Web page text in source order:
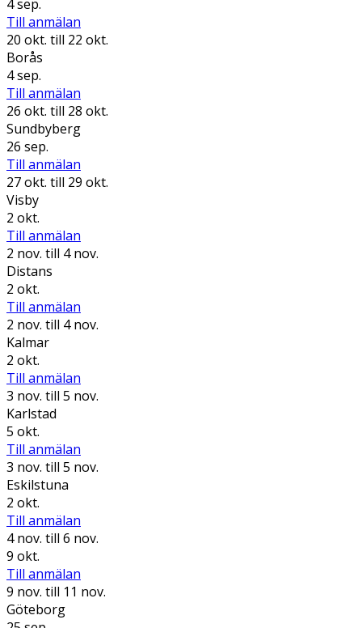
4 sep.
Till anmälan
20 okt. till 22 okt.
Borås
4 sep.
Till anmälan
26 okt. till 28 okt.
Sundbyberg
26 sep.
Till anmälan
27 okt. till 29 okt.
Visby
2 okt.
Till anmälan
2 nov. till 4 nov.
Distans
2 okt.
Till anmälan
2 nov. till 4 nov.
Kalmar
2 okt.
Till anmälan
3 nov. till 5 nov.
Karlstad
5 okt.
Till anmälan
3 nov. till 5 nov.
Eskilstuna
2 okt.
Till anmälan
4 nov. till 6 nov.
9 okt.
Till anmälan
9 nov. till 11 nov.
Göteborg